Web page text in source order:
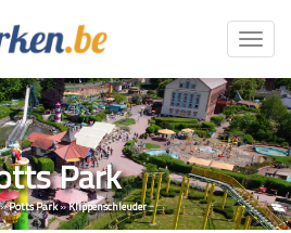
Park
Potts Park»Klippenschleuder